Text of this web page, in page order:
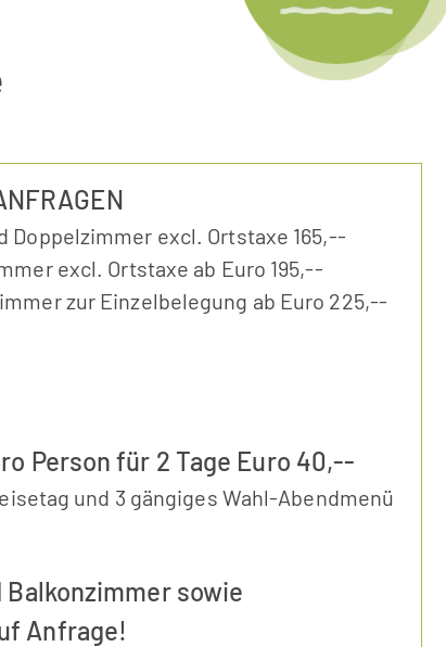
Doppelzimmer excl. Ortstaxe 165,--
excl. Ortstaxe ab Euro 195,--
zur Einzelbelegung ab Euro 225,--
Person für 2 Tage Euro 40,--
und 3 gängiges Wahl-Abendmenü
sowie
Anfrage!